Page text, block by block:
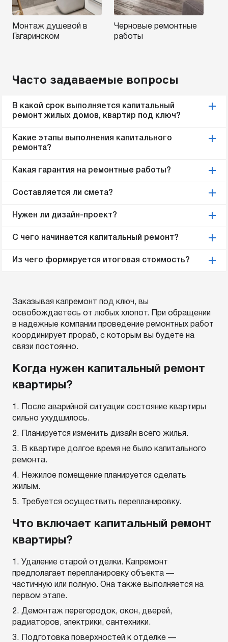
Монтаж душевой в
Гагаринском
Черновые ремонтные
работы
Часто задаваемые вопросы
В какой срок выполняется капитальный
ремонт жилых домов, квартир под ключ?
Какие этапы выполнения капитального
ремонта?
Какая гарантия на ремонтные работы?
Составляется ли смета?
Нужен ли дизайн-проект?
С чего начинается капитальный ремонт?
Из чего формируется итоговая стоимость?
Заказывая капремонт под ключ, вы
освобождаетесь от любых хлопот. При обращении
в надежные компании проведение ремонтных работ
координирует прораб, с которым вы будете на
связи постоянно.
Когда нужен капитальный ремонт
квартиры?
После аварийной ситуации состояние квартиры
сильно ухудшилось.
Планируется изменить дизайн всего жилья.
В квартире долгое время не было капитального
ремонта.
Нежилое помещение планируется сделать
жилым.
Требуется осуществить перепланировку.
Что включает капитальный ремонт
квартиры?
Удаление старой отделки. Капремонт
предполагает перепланировку объекта —
частичную или полную. Она также выполняется на
первом этапе.
Демонтаж перегородок, окон, дверей,
радиаторов, электрики, сантехники.
Подготовка поверхностей к отделке —